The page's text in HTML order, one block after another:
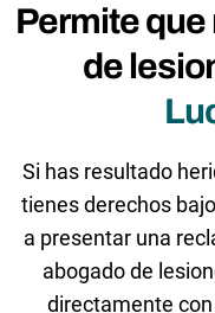
Permite
de
Si has resultado
tienes derechos
a presentar una
abogado de
directamente